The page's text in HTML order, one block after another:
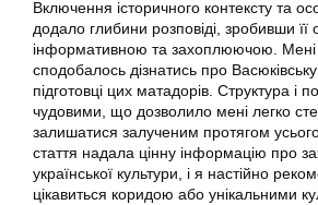
Включення історичного контексту та
додало глибини розповіді, зробивши її
інформативною та захоплюючою. Мені
сподобалось дізнатись про
підготовці цих матадорів. Структура і
чудовими, що дозволило мені легко
залишатися залученим протягом
стаття надала цінну інформацію про
української культури, і я настійно
цікавиться коридою або унікальними